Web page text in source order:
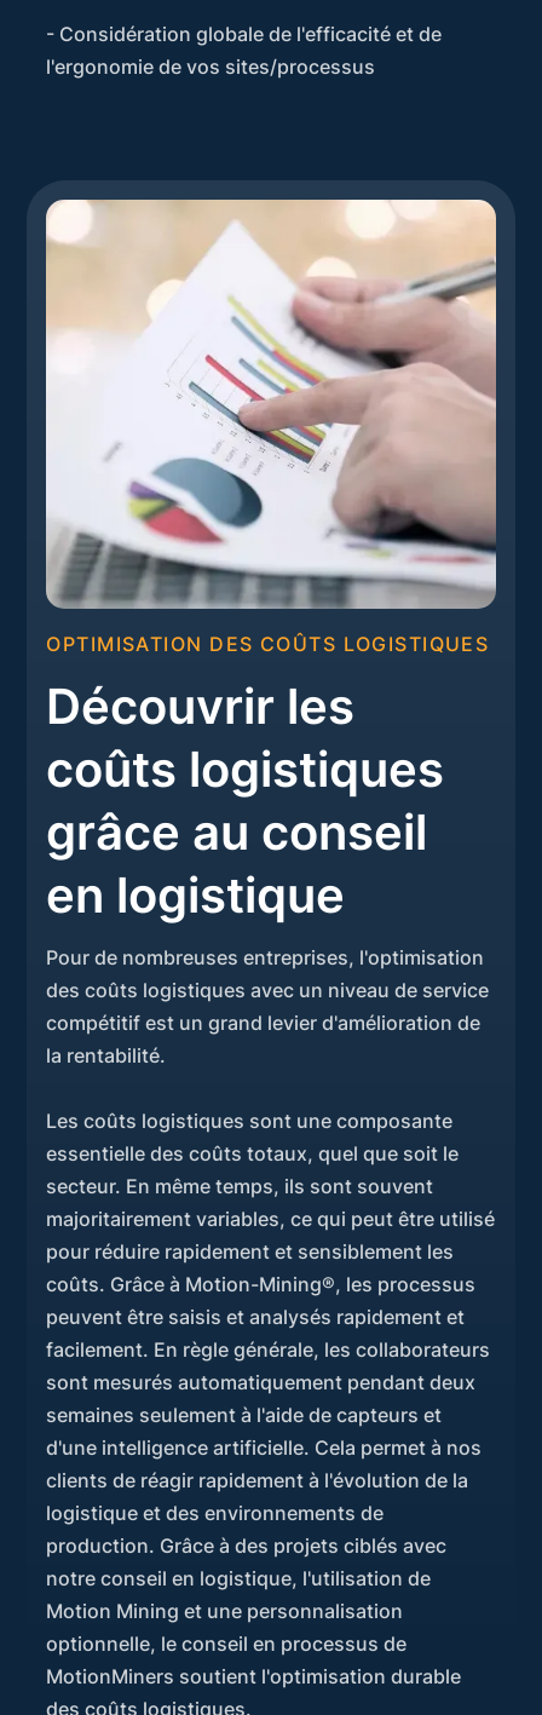
- Considération globale de l'efficacité et de
l'ergonomie de vos sites/processus
OPTIMISATION DES COÛTS LOGISTIQUES
Découvrir les
coûts logistiques
grâce au conseil
en logistique
Pour de nombreuses entreprises, l'optimisation
des coûts logistiques avec un niveau de service
compétitif est un grand levier d'amélioration de
la rentabilité.
Les coûts logistiques sont une composante
essentielle des coûts totaux, quel que soit le
secteur. En même temps, ils sont souvent
majoritairement variables, ce qui peut être utilisé
pour réduire rapidement et sensiblement les
coûts. Grâce à Motion-Mining®, les processus
peuvent être saisis et analysés rapidement et
facilement. En règle générale, les collaborateurs
sont mesurés automatiquement pendant deux
semaines seulement à l'aide de capteurs et
d'une intelligence artificielle. Cela permet à nos
clients de réagir rapidement à l'évolution de la
logistique et des environnements de
production. Grâce à des projets ciblés avec
notre conseil en logistique, l'utilisation de
Motion Mining et une personnalisation
optionnelle, le conseil en processus de
MotionMiners soutient l'optimisation durable
des coûts logistiques.